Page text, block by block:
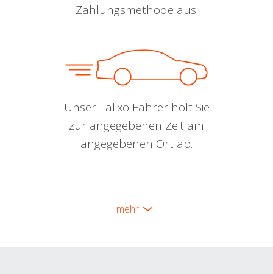
Zahlungsmethode aus.
Unser Talixo Fahrer holt Sie
zur angegebenen Zeit am
angegebenen Ort ab.
mehr